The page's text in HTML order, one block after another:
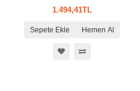
1.494,41TL
Sepete Ekle Hemen Al